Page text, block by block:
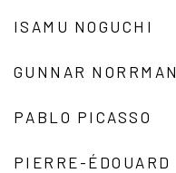
ISAMU NOGUCHI
GUNNAR NORRMAN
PABLO PICASSO
PIERRE-ÉDOUARD